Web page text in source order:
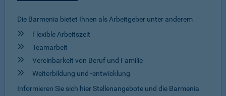
Die Barmenia bietet Ihnen als Arbeitgeber unter anderem
Flexible Arbeitszeit
Teamarbeit
Vereinbarkeit von Beruf und Familie
Weiterbildung und -entwicklung
Informieren Sie sich hier Stellenangebote und die Barmenia